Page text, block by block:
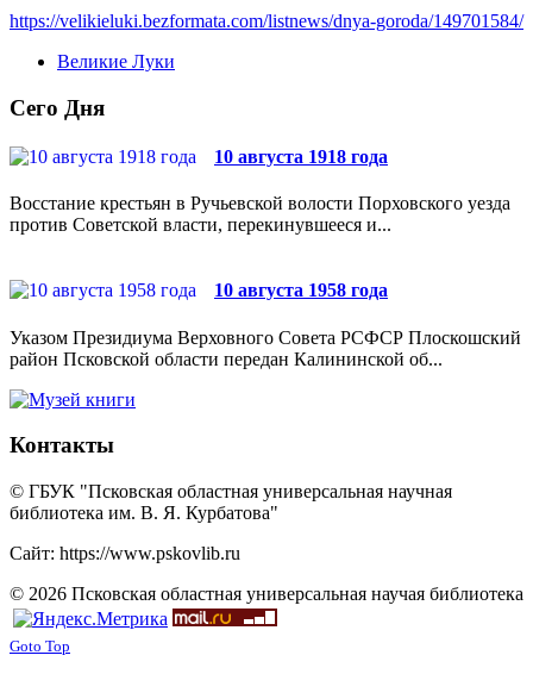
https://velikieluki.bezformata.com/listnews/dnya-goroda/149701584/
Великие Луки
Сего Дня
10 августа 1918 года
Восстание крестьян в Ручьевской волости Порховского уезда
против Советской власти, перекинувшееся и...
10 августа 1958 года
Указом Президиума Верховного Совета РСФСР Плоскошский
район Псковской области передан Калининской об...
Контакты
© ГБУК "Псковская областная универсальная научная
библиотека им. В. Я. Курбатова"
Сайт: https://www.pskovlib.ru
© 2026 Псковская областная универсальная научая библиотека
Goto Top